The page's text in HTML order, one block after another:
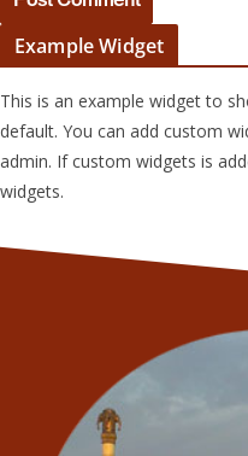
Example Widget
This is an example widget to
default. You can add custom
admin. If custom widgets is
widgets.